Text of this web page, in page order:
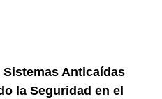
Anticaídas
la Seguridad en el